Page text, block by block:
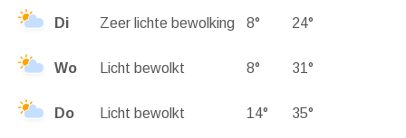
Di Zeer lichte bewolking 8° 24°
Wo Licht bewolkt 8° 31°
Do Licht bewolkt 14° 35°